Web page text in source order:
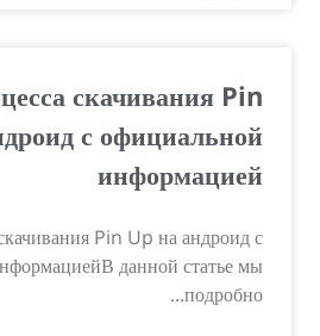
скачивания Pin
с официальной
информацией
Pin Up на андроид с
данной статье мы
подробно...